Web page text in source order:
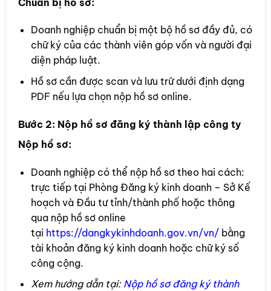
Doanh nghiệp chuẩn bị một bộ hồ sơ đầy đủ, có
chữ ký của các thành viên góp vốn và người đại
diện pháp luật.
Hồ sơ cần được scan và lưu trữ dưới định dạng
PDF nếu lựa chọn nộp hồ sơ online.
Bước 2: Nộp hồ sơ đăng ký thành lập công ty
Nộp hồ sơ:
Doanh nghiệp có thể nộp hồ sơ theo hai cách:
trực tiếp tại Phòng Đăng ký kinh doanh – Sở Kế
hoạch và Đầu tư tỉnh/thành phố hoặc thông
qua nộp hồ sơ online
tại https://dangkykinhdoanh.gov.vn/vn/ bằng
tài khoản đăng ký kinh doanh hoặc chữ ký số
công cộng.
Xem hướng dẫn tại: Nộp hồ sơ đăng ký thành